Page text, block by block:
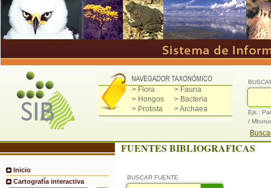
> Flora
> Fauna
> Hongos
> Bacteria
> Protista
> Archaea
Ejs.:
/
Inicio
Cartografía interactiva
FUENTES BIBLIOGRAFICAS
BUSCAR FUENTE